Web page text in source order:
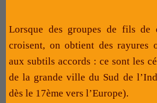
Lorsque des groupes de fils de
croisent, on obtient des rayures
aux subtils accords : ce sont les
de la grande ville du Sud de
dès le 17ème vers l’Europe).